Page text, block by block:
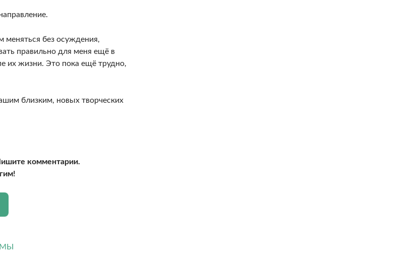
меняться без осуждения,
правильно для меня ещё в
их жизни. Это пока ещё трудно,
близким, новых творческих
комментарии.